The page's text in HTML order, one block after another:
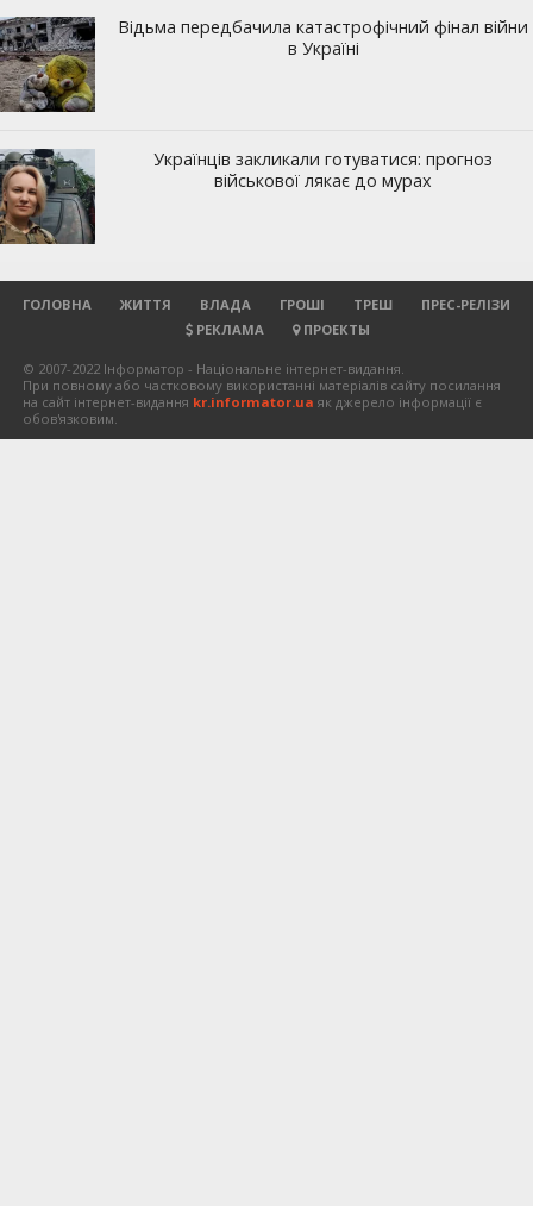
ГОЛОВНА ЖИТТЯ ВЛАДА ГРОШІ ТРЕШ
ПРЕС-РЕЛІЗИ
РЕКЛАМА
ПРОЕКТЫ
© 2007-2022 Інформатор - Національне інтернет-видання.
При повному або частковому використанні матеріалів сайту посилання
на сайт інтернет-видання kr.informator.ua як джерело інформації є
обов'язковим.